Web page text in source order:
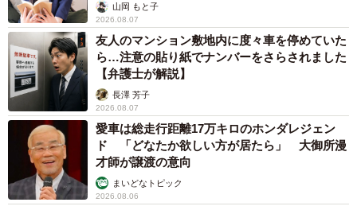
山岡 もと子
2026.08.07
友人のマンション敷地内に度々車を停めていた
ら…注意の貼り紙でナンバーをさらされました
【弁護士が解説】
長澤 芳子
2026.08.07
愛車は総走行距離17万キロのホンダレジェン
ド 「どなたか欲しい方が居たら」 大御所漫
才師が譲渡の意向
まいどなトピック
2026.08.06